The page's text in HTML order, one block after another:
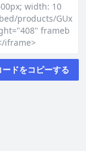
width: 10
products/GUx
frameb
iframe>
ードをコピーする